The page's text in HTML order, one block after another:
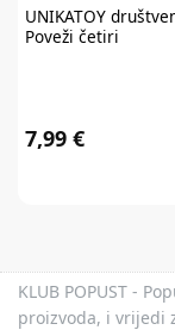
UNIKATOY
Poveži četiri
7,99 €
KLUB POPUST -
proizvoda, i vrijedi